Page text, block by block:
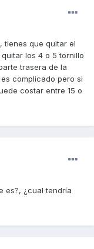
tienes que quitar el
los 4 o 5 tornillo
trasera de la
complicado pero si
costar entre 15 o
es?, ¿cual tendría